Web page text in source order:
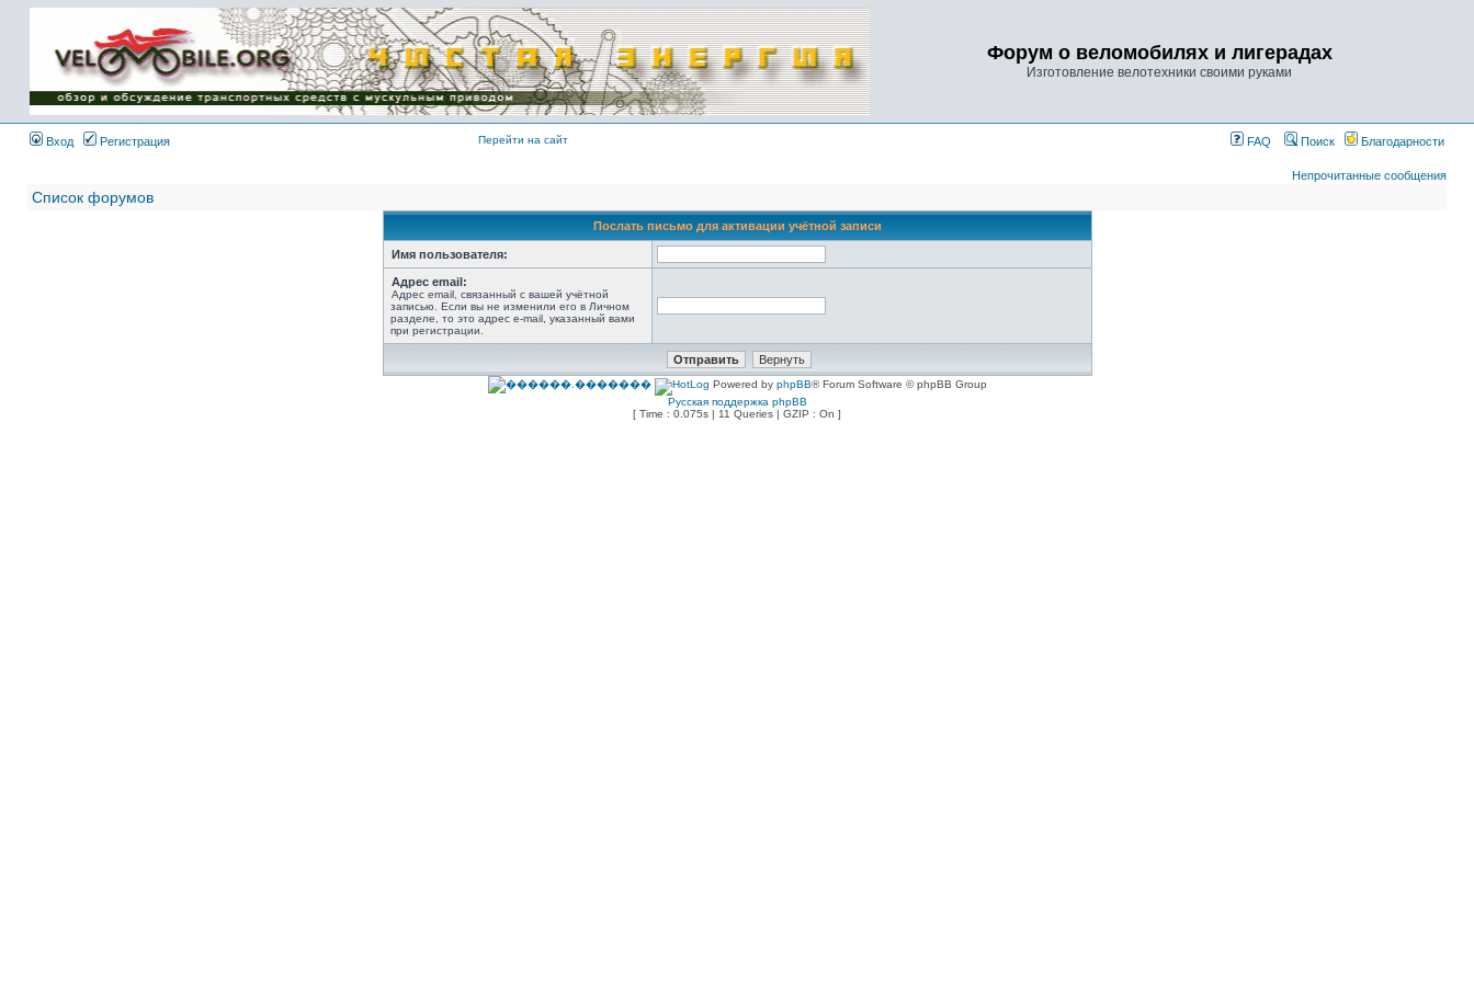
Имя пользователя:
Пароль:
{ LOG_ME_IN_SHORT
}
Форум о веломобилях и лигерадах
Изготовление велотехники своими руками
Вход Регистрация Перейти на сайт FAQ Поиск Благодарности
Непрочитанные сообщения
Список форумов
Послать письмо для активации учётной записи
Имя пользователя:
Адрес email:
Адрес email, связанный с вашей учётной
записью. Если вы не изменили его в Личном
разделе, то это адрес e-mail, указанный вами
при регистрации.
Powered by phpBB® Forum Software © phpBB Group
Русская поддержка phpBB
[ Time : 0.075s | 11 Queries | GZIP : On ]